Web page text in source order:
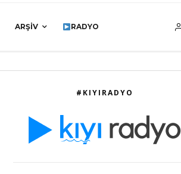
ARŞIV RADYO
#KIYIRADYO